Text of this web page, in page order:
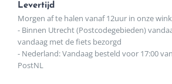
Levertijd
Morgen af te halen vanaf 12uur in onze
- Binnen Utrecht (Postcodegebieden)
vandaag met de fiets bezorgd
- Nederland: Vandaag besteld voor 17:00
PostNL